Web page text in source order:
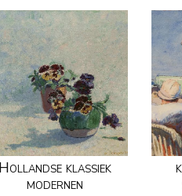
Hollandse klassiek
modernen